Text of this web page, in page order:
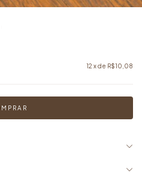
12 x de R$10,08